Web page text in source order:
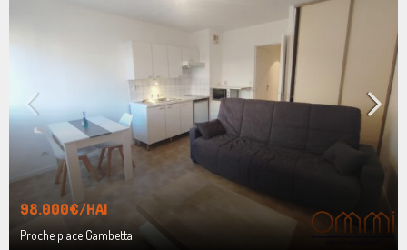
98.000€/HAI
Proche place Gambetta